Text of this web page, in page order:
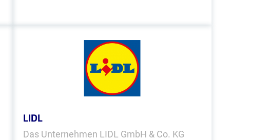
LIDL
Das Unternehmen LIDL GmbH & Co. KG